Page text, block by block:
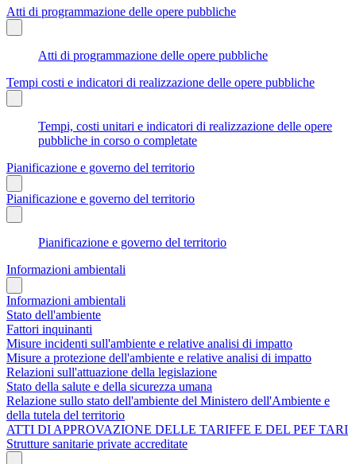
Atti di programmazione delle opere pubbliche
Atti di programmazione delle opere pubbliche
Tempi costi e indicatori di realizzazione delle opere pubbliche
Tempi, costi unitari e indicatori di realizzazione delle opere
pubbliche in corso o completate
Pianificazione e governo del territorio
Pianificazione e governo del territorio
Pianificazione e governo del territorio
Informazioni ambientali
Informazioni ambientali
Stato dell'ambiente
Fattori inquinanti
Misure incidenti sull'ambiente e relative analisi di impatto
Misure a protezione dell'ambiente e relative analisi di impatto
Relazioni sull'attuazione della legislazione
Stato della salute e della sicurezza umana
Relazione sullo stato dell'ambiente del Ministero dell'Ambiente e
della tutela del territorio
ATTI DI APPROVAZIONE DELLE TARIFFE E DEL PEF TARI
Strutture sanitarie private accreditate